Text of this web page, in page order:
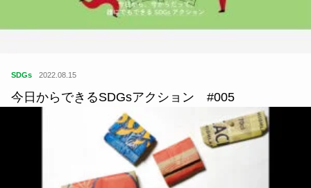
SDGs 2022.08.15
今日からできるSDGsアクション #005